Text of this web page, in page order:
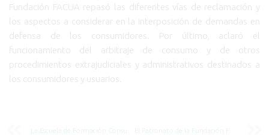
Fundación FACUA repasó las diferentes vías de reclamación y
los aspectos a considerar en la interposición de demandas en
defensa de los consumidores. Por último, aclaró el
funcionamiento del arbitraje de consumo y de otros
procedimientos extrajudiciales y administrativos destinados a
los consumidores y usuarios.